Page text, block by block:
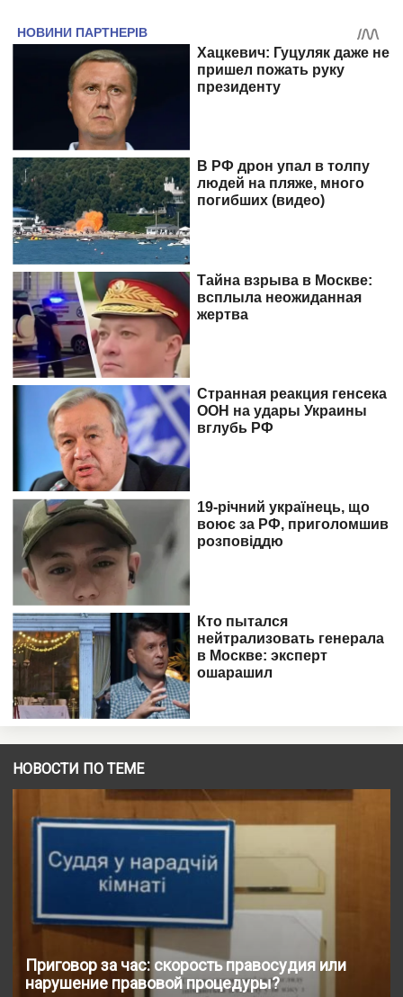
НОВОСТИ ПО ТЕМЕ
Приговор за час: скорость правосудия или
нарушение правовой процедуры?